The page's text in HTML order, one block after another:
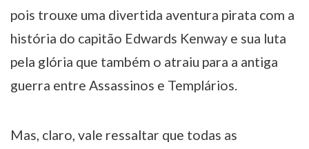
pois trouxe uma divertida aventura pirata com a
história do capitão Edwards Kenway e sua luta
pela glória que também o atraiu para a antiga
guerra entre Assassinos e Templários.
Mas, claro, vale ressaltar que todas as